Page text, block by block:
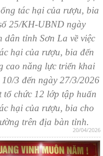
20/04/2026
tác hại của rượu, bia
25/KH-UBND ngày
tỉnh Sơn La về việc
hại của rượu, bia đến
cao năng lực triển khai
10/3 đến ngày 27/3/2026
tổ chức 12 lớp tập huấn
hại của rượu, bia cho
trên địa bàn tỉnh.